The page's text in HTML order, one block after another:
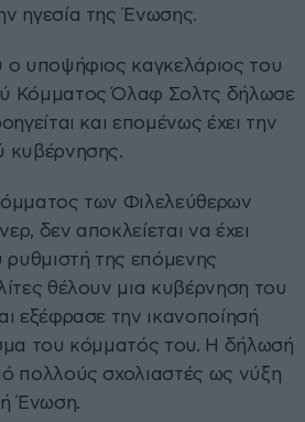
ηγεσία της Ένωσης.
υποψήφιος καγκελάριος του
Κόμματος Όλαφ Σολτς δήλωσε
και επομένως έχει την
κυβέρνησης.
των Φιλελεύθερων
δεν αποκλείεται να έχει
ρυθμιστή της επόμενης
θέλουν μια κυβέρνηση του
εξέφρασε την ικανοποίησή
του κόμματός του. Η δήλωσή
πολλούς σχολιαστές ως νύξη
Ένωση.